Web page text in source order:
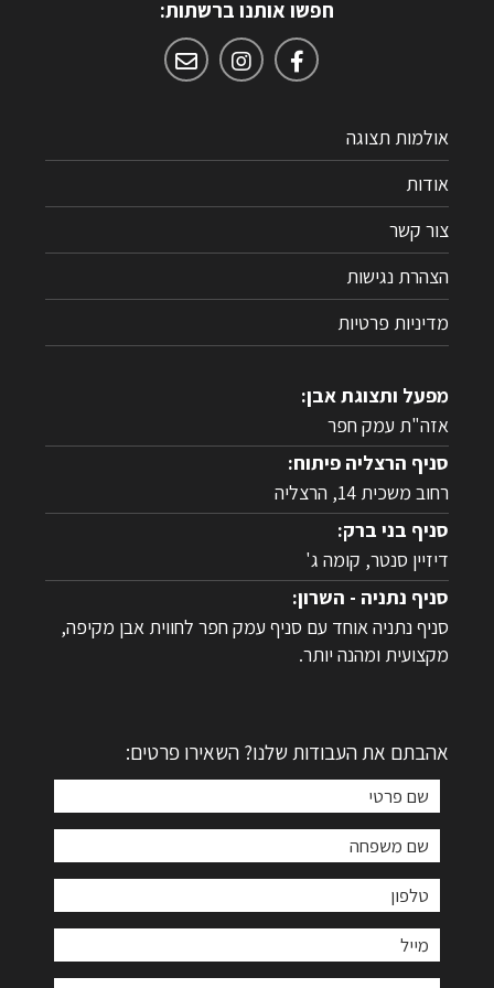
חפשו אותנו ברשתות:
אולמות תצוגה
אודות
צור קשר
הצהרת נגישות
מדיניות פרטיות
מפעל ותצוגת אבן:
אזה"ת עמק חפר
סניף הרצליה פיתוח:
רחוב משכית 14, הרצליה
סניף בני ברק:
דיזיין סנטר, קומה ג'
סניף נתניה - השרון:
סניף נתניה אוחד עם סניף עמק חפר לחווית אבן מקיפה,
מקצועית ומהנה יותר.
אהבתם את העבודות שלנו? השאירו פרטים: